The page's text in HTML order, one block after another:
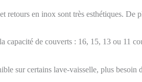
retours en inox sont très esthétiques.
capacité de couverts : 16, 15, 13 ou 11
sur certains lave-vaisselle, plus besoin